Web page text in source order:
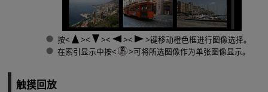
按
键移动橙色框进行图像选择。
在索引显示中按
可将所选图像作为单张图像显示。
触摸回放